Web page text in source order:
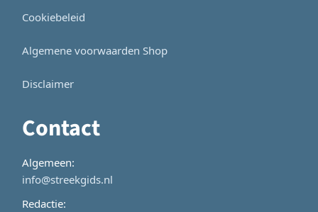
Cookiebeleid
Algemene voorwaarden Shop
Disclaimer
Contact
Algemeen:
info@streekgids.nl
Redactie: